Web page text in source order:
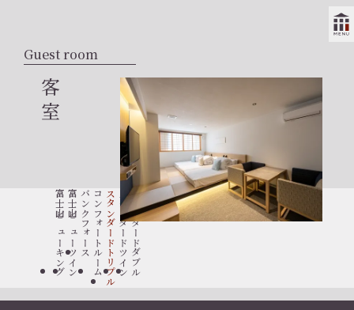
Guest room
客室
富士山ビューキング富士山ビューツインバンクフォースコンフォートルームスタンダードトリプルスタンダードツインスタンダードダブル